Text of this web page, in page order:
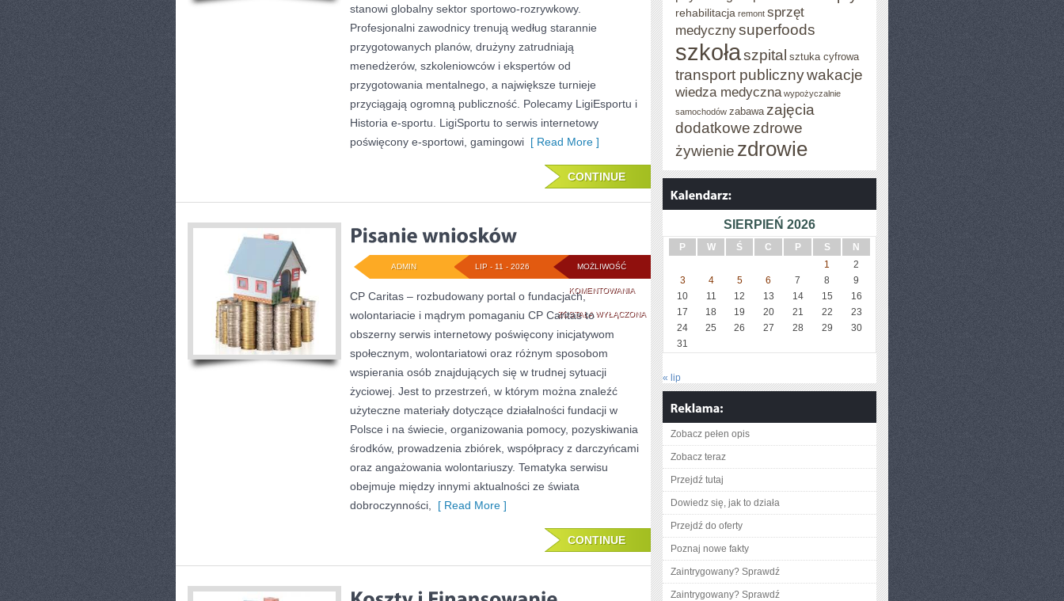
SPORCIE
stanowi globalny sektor sportowo-rozrywkowy.
Profesjonalni zawodnicy trenują według starannie
przygotowanych planów, drużyny zatrudniają
menedżerów, szkoleniowców i ekspertów od
przygotowania mentalnego, a największe turnieje
przyciągają ogromną publiczność. Polecamy LigiEsportu i
Historia e-sportu. LigiSportu to serwis internetowy
poświęcony e-sportowi, gamingowi [ Read More ]
CONTINUE
MOŻLIWOŚĆ
KOMENTOWANIAPISANIE
WNIOSKÓW
ZOSTAŁA WYŁĄCZONA
LIP - 11 - 2026
ADMIN
CP Caritas – rozbudowany portal o fundacjach,
wolontariacie i mądrym pomaganiu CP Caritas to
obszerny serwis internetowy poświęcony inicjatywom
społecznym, wolontariatowi oraz różnym sposobom
wspierania osób znajdujących się w trudnej sytuacji
życiowej. Jest to przestrzeń, w którym można znaleźć
użyteczne materiały dotyczące działalności fundacji w
Polsce i na świecie, organizowania pomocy, pozyskiwania
środków, prowadzenia zbiórek, współpracy z darczyńcami
oraz angażowania wolontariuszy. Tematyka serwisu
obejmuje między innymi aktualności ze świata
dobroczynności,
[ Read More ]
CONTINUE
rehabilitacja remont sprzęt
medycznysuperfoods
szkołaszpital sztuka cyfrowa
transport publicznywakacje
wiedza medyczna wypożyczalnie
samochodów zabawa zajęcia
dodatkowe zdrowe
żywienie zdrowie
SIERPIEŃ 2026
P W Ś C P S
N
1
2
3
4 5 6 7 8
9
10
11 12 13 14 15
16
17
18 19 20 21 22
23
24
25 26 27 28 29
30
31
« lip
Zobacz pełen opis
Zobacz teraz
Przejdź tutaj
Dowiedz się, jak to działa
Przejdź do oferty
Poznaj nowe fakty
Zaintrygowany? Sprawdź
Zaintrygowany? Sprawdź